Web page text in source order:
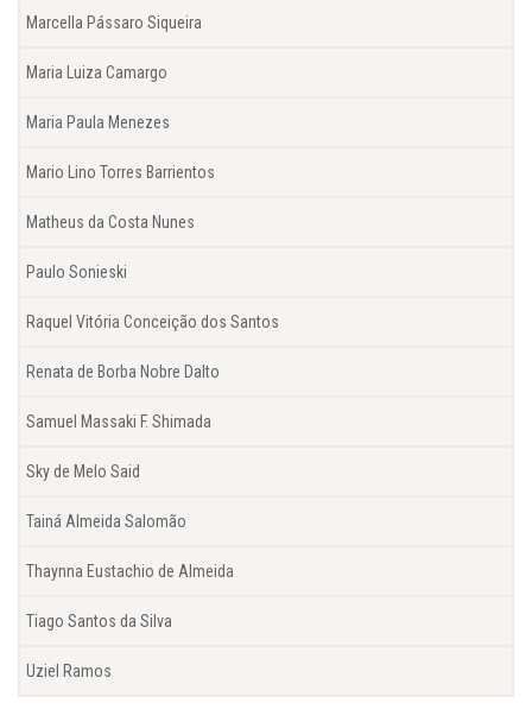
Marcella Pássaro Siqueira
Maria Luiza Camargo
Maria Paula Menezes
Mario Lino Torres Barrientos
Matheus da Costa Nunes
Paulo Sonieski
Raquel Vitória Conceição dos Santos
Renata de Borba Nobre Dalto
Samuel Massaki F. Shimada
Sky de Melo Said
Tainá Almeida Salomão
Thaynna Eustachio de Almeida
Tiago Santos da Silva
Uziel Ramos